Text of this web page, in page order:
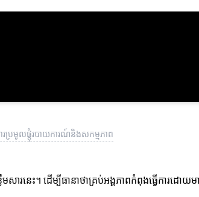
ប្រមូលផ្តុំរបាយការណ៍និងសកម្មភាព
នេះ។ ដើម្បីធានាថាគ្រប់អង្គភាពកំពុងធ្វើការដោយ